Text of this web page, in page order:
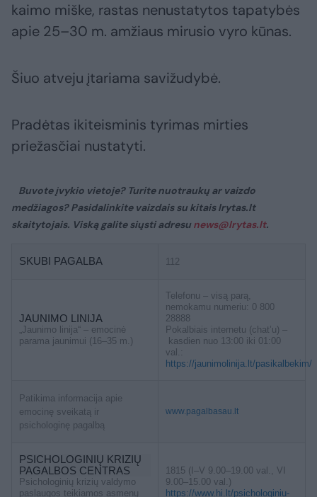
kaimo miške, rastas nenustatytos tapatybės
apie 25–30 m. amžiaus mirusio vyro kūnas.
Šiuo atveju įtariama savižudybė.
Pradėtas ikiteisminis tyrimas mirties
priežasčiai nustatyti.
Buvote įvykio vietoje? Turite nuotraukų ar vaizdo
medžiagos? Pasidalinkite vaizdais su kitais lrytas.lt
skaitytojais. Viską galite siųsti adresu news@lrytas.lt.
SKUBI PAGALBA 112
JAUNIMO LINIJA
„Jaunimo linija“ – emocinė
parama jaunimui (16–35 m.)
Telefonu – visą parą,
nemokamu numeriu: 0 800
28888
Pokalbiais internetu (chat’u) –
kasdien nuo 13:00 iki 01:00
val.:
https://jaunimolinija.lt/pasikalbekim/
Patikima informacija apie
emocinę sveikatą ir
psichologinę pagalbą
www.pagalbasau.lt
PSICHOLOGINIŲ KRIZIŲ
PAGALBOS CENTRAS
Psichologinių krizių valdymo
paslaugos teikiamos asmenų
1815 (I–V 9.00–19.00 val., VI
9.00–15.00 val.)
https://www.hi.lt/psichologiniu-